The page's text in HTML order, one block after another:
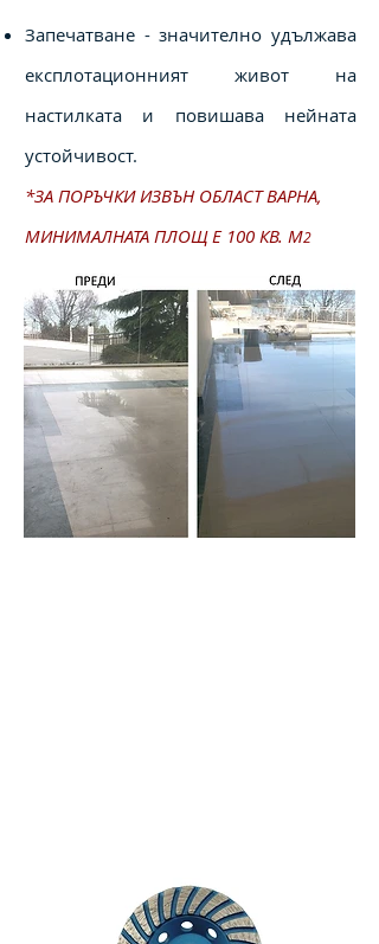
Запечатване - значително удължава
експлотационният живот на
настилката и повишава нейната
устойчивост.
*ЗА ПОРЪЧКИ ИЗВЪН ОБЛАСТ ВАРНА,
МИНИМАЛНАТА ПЛОЩ Е 100 КВ. M2